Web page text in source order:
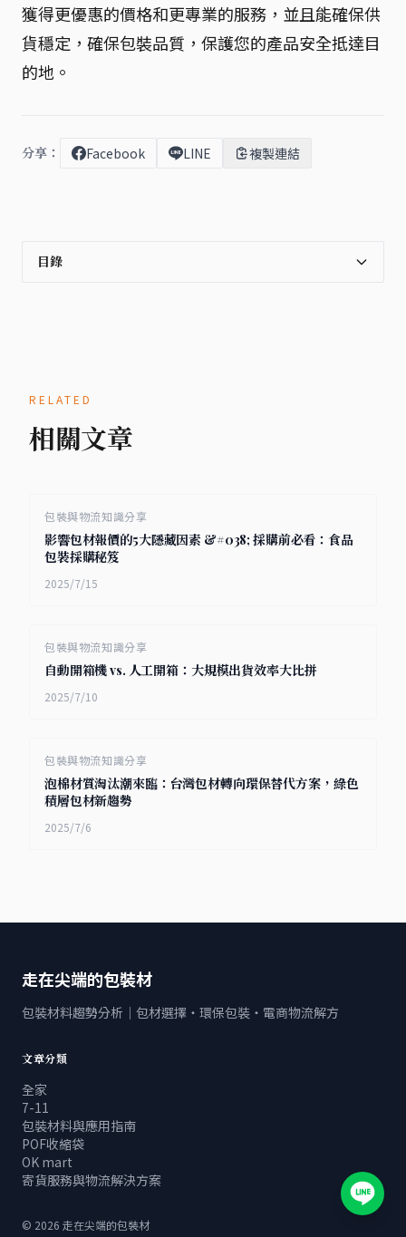
獲得更優惠的價格和更專業的服務，並且能確保供
貨穩定，確保包裝品質，保護您的產品安全抵達目
的地。
分享： Facebook LINE 複製連結
目錄
RELATED
相關文章
包裝與物流知識分享
影響包材報價的5大隱藏因素 &#038; 採購前必看：食品
包裝採購秘笈
2025/7/15
包裝與物流知識分享
自動開箱機 vs. 人工開箱：大規模出貨效率大比拼
2025/7/10
包裝與物流知識分享
泡棉材質淘汰潮來臨：台灣包材轉向環保替代方案，綠色
積層包材新趨勢
2025/7/6
走在尖端的包裝材
包裝材料趨勢分析｜包材選擇・環保包裝・電商物流解方
文章分類
全家
7-11
包裝材料與應用指南
POF收縮袋
OK mart
寄貨服務與物流解決方案
© 2026 走在尖端的包裝材